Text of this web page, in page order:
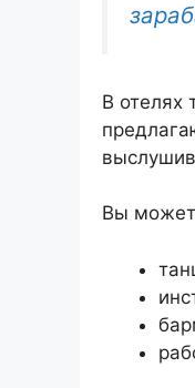
В отелях
Вы